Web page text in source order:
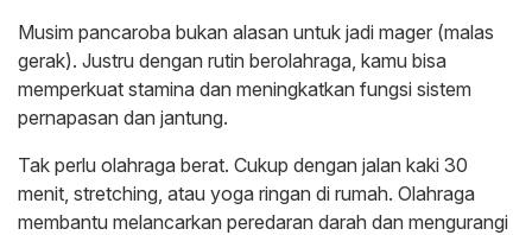
Musim pancaroba bukan alasan untuk jadi mager (malas
gerak). Justru dengan rutin berolahraga, kamu bisa
memperkuat stamina dan meningkatkan fungsi sistem
pernapasan dan jantung.
Tak perlu olahraga berat. Cukup dengan jalan kaki 30
menit, stretching, atau yoga ringan di rumah. Olahraga
membantu melancarkan peredaran darah dan mengurangi